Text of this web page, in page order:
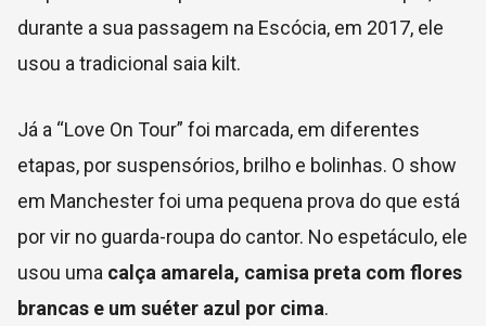
durante a sua passagem na Escócia, em 2017, ele
usou a tradicional saia kilt.
Já a “Love On Tour” foi marcada, em diferentes
etapas, por suspensórios, brilho e bolinhas. O show
em Manchester foi uma pequena prova do que está
por vir no guarda-roupa do cantor. No espetáculo, ele
usou uma calça amarela, camisa preta com flores
brancas e um suéter azul por cima.